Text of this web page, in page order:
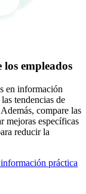
empleados
en información
tendencias de
compare las
mejoras específicas
reducir la
práctica